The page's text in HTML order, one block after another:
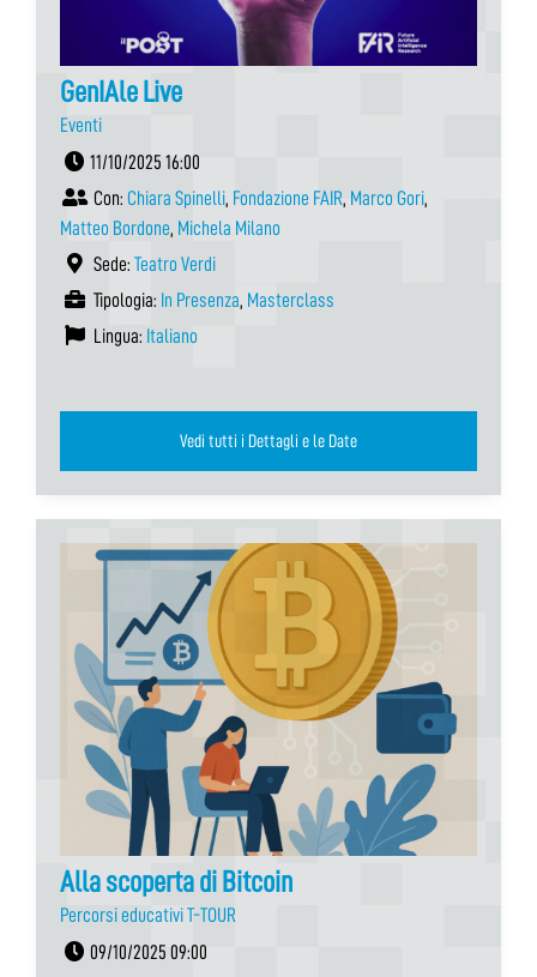
GenIAle Live
Eventi
11/10/2025 16:00
Con: Chiara Spinelli, Fondazione FAIR, Marco Gori,
Matteo Bordone, Michela Milano
Sede: Teatro Verdi
Tipologia: In Presenza, Masterclass
Lingua: Italiano
Vedi tutti i Dettagli e le Date
Alla scoperta di Bitcoin
Percorsi educativi T-TOUR
09/10/2025 09:00